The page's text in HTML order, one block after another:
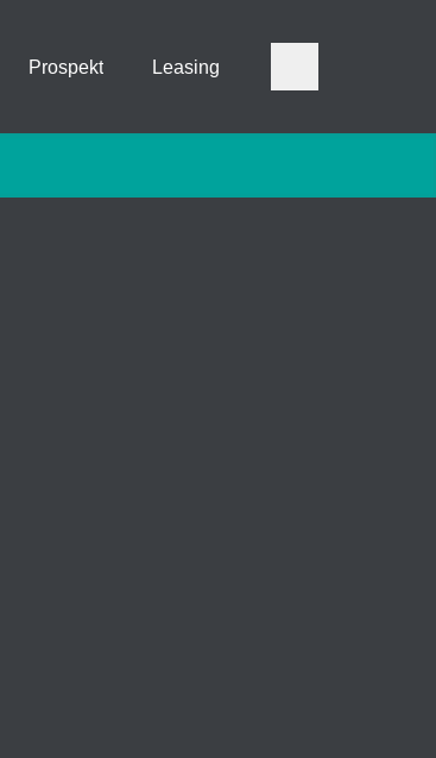
Prospekt Leasing